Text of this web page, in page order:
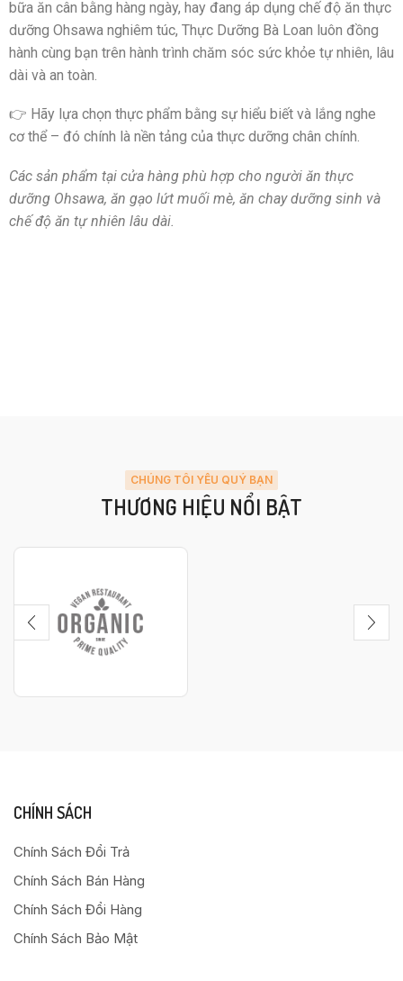
bữa ăn cân bằng hàng ngày, hay đang áp dụng chế độ ăn thực
dưỡng Ohsawa nghiêm túc, Thực Dưỡng Bà Loan luôn đồng
hành cùng bạn trên hành trình chăm sóc sức khỏe tự nhiên, lâu
dài và an toàn.
👉 Hãy lựa chọn thực phẩm bằng sự hiểu biết và lắng nghe
cơ thể – đó chính là nền tảng của thực dưỡng chân chính.
Các sản phẩm tại cửa hàng phù hợp cho người ăn thực
dưỡng Ohsawa, ăn gạo lứt muối mè, ăn chay dưỡng sinh và
chế độ ăn tự nhiên lâu dài.
CHÚNG TÔI YÊU QUÝ BẠN
THƯƠNG HIỆU NỔI BẬT
CHÍNH SÁCH
Chính Sách Đổi Trả
Chính Sách Bán Hàng
Chính Sách Đổi Hàng
Chính Sách Bảo Mật